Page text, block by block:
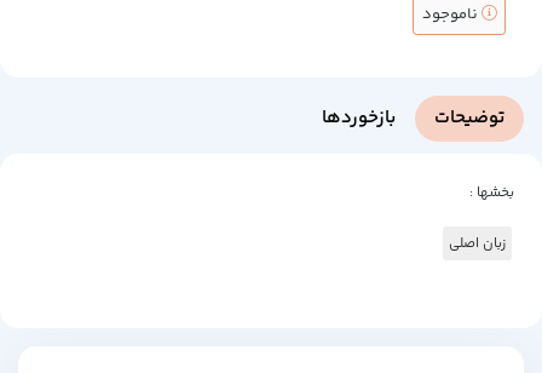
ناموجود
توضیحات بازخوردها
بخشها :
زبان اصلی